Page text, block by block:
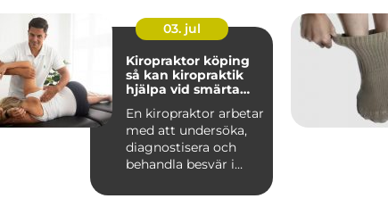
03. jul
Kiropraktor köping
så kan kiropraktik
hjälpa vid smärta
En kiropraktor arbetar
med att undersöka,
diagnostisera och
behandla besvär i
ner...